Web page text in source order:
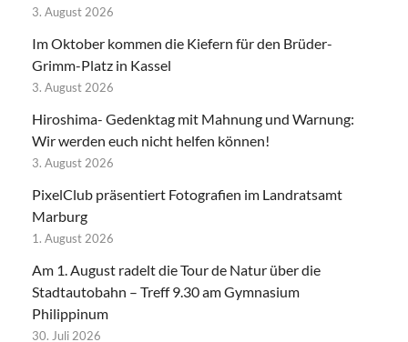
3. August 2026
Im Oktober kommen die Kiefern für den Brüder-
Grimm-Platz in Kassel
3. August 2026
Hiroshima- Gedenktag mit Mahnung und Warnung:
Wir werden euch nicht helfen können!
3. August 2026
PixelClub präsentiert Fotografien im Landratsamt
Marburg
1. August 2026
Am 1. August radelt die Tour de Natur über die
Stadtautobahn – Treff 9.30 am Gymnasium
Philippinum
30. Juli 2026